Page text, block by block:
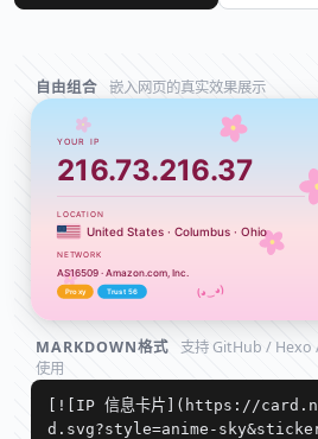
自由组合 嵌入网页的真实效果展示
MARKDOWN格式
支持 GitHub /
使用
[![IP 信息卡片](https://
d.svg?style=anime-